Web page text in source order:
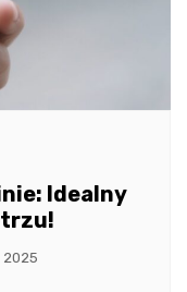
Idealny
2025